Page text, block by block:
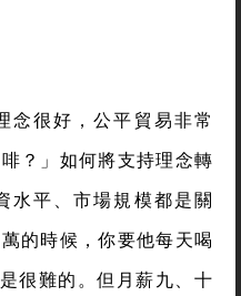
念很好，公平貿易非常
？」如何將支持理念轉
水平、市場規模都是關
的時候，你要他每天喝
很難的。但月薪九、十